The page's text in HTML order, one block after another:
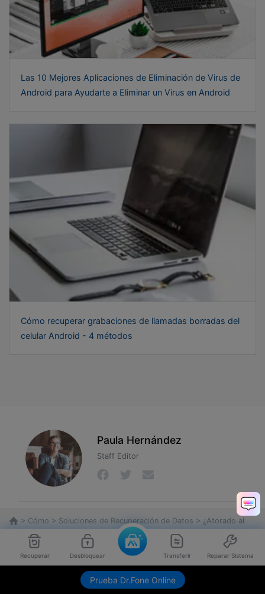
Recuperar Desbloquear Transferir Reparar Sistema
Prueba Dr.Fone Online
Envíame link de descarga
Las 10 Mejores Aplicaciones de Eliminación de Virus de
Android para Ayudarte a Eliminar un Virus en Android
Cómo recuperar grabaciones de llamadas borradas del
celular Android - 4 métodos
Paula Hernández
Staff Editor
> Cómo > Soluciones de Recuperación de Datos > ¿Atorado al
Recuperar Sistema Android? Repáralo Fácilmente